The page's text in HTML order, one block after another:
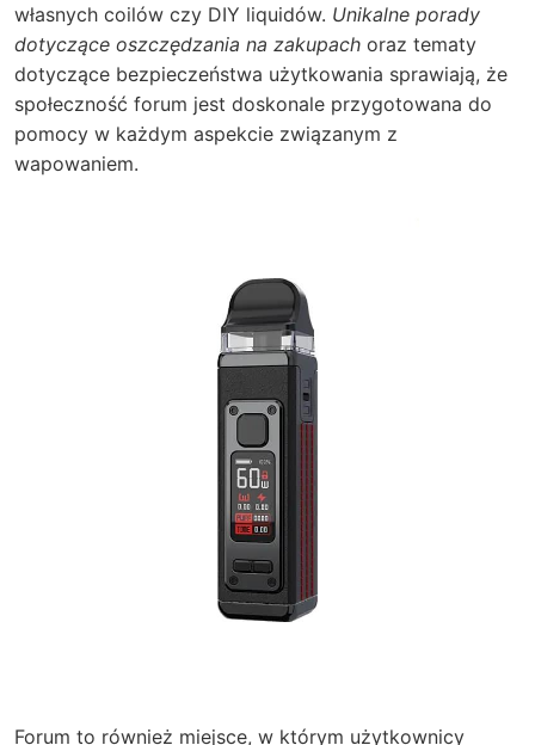
własnych coilów czy DIY liquidów. Unikalne porady
dotyczące oszczędzania na zakupach oraz tematy
dotyczące bezpieczeństwa użytkowania sprawiają, że
społeczność forum jest doskonale przygotowana do
pomocy w każdym aspekcie związanym z
wapowaniem.
Forum to również miejsce, w którym użytkownicy